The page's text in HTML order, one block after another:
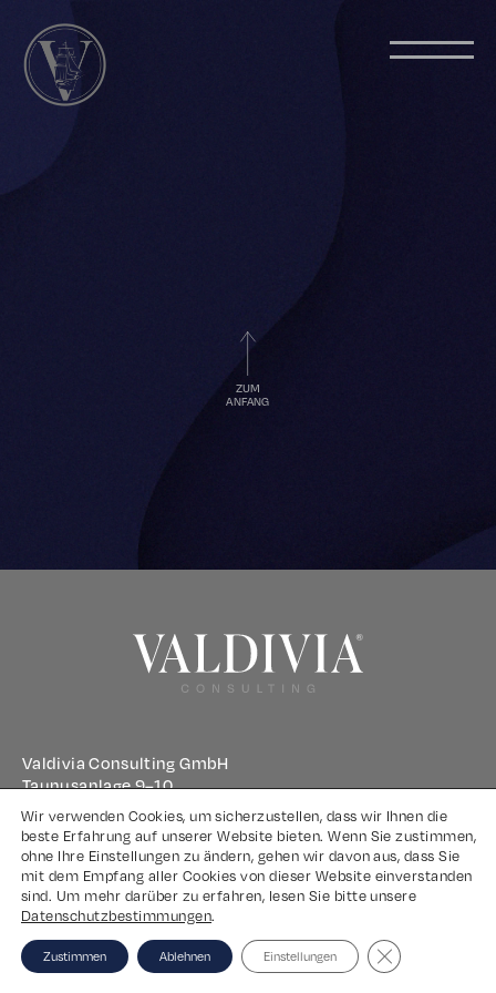
ZUM
ANFANG
Valdivia Consulting GmbH
Taunusanlage 9–10
60329 Frankfurt am Main
Impressum
Datenschutz
Wir verwenden Cookies, um sicherzustellen, dass wir Ihnen die
beste Erfahrung auf unserer Website bieten. Wenn Sie zustimmen,
ohne Ihre Einstellungen zu ändern, gehen wir davon aus, dass Sie
mit dem Empfang aller Cookies von dieser Website einverstanden
sind. Um mehr darüber zu erfahren, lesen Sie bitte unsere
Datenschutzbestimmungen.
Zustimmen Ablehnen Einstellungen Close GDPR